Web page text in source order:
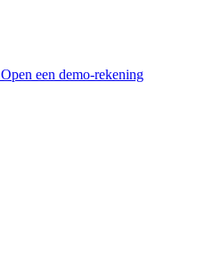
Open een demo-rekening